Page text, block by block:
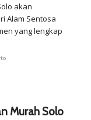
akan
Alam Sentosa
yang lengkap
Murah Solo